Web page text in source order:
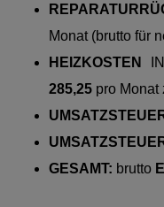
Monat (brutto für
HEIZKOSTEN
285,25 pro Monat
GESAMT: brutto